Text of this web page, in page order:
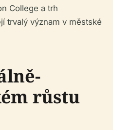
College a trh
trvalý význam v městské
růstu